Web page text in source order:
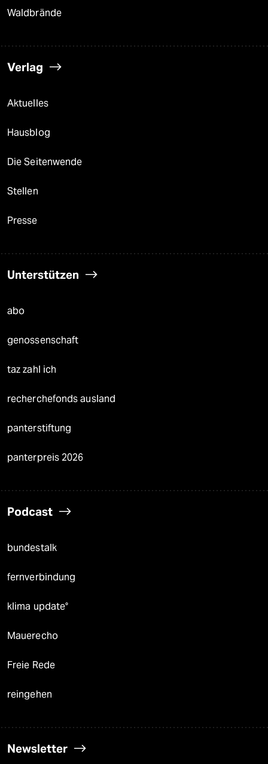
Waldbrände
Verlag
Aktuelles
Hausblog
Die Seitenwende
Stellen
Presse
Unterstützen
abo
genossenschaft
taz zahl ich
recherchefonds ausland
panterstiftung
panterpreis 2026
Podcast
bundestalk
fernverbindung
klima update°
Mauerecho
Freie Rede
reingehen
Newsletter